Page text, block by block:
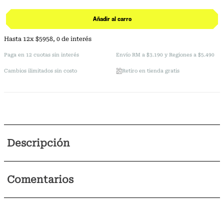
Añadir al carro
Hasta 12x $5958, 0 de interés
Paga en 12 cuotas sin interés Envío RM a $3.190 y Regiones a $5.490
Cambios ilimitados sin costo Retiro en tienda gratis
Descripción
Comentarios